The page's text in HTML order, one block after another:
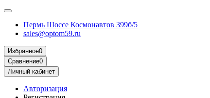
Пермь Шоссе Космонавтов 399б/5
sales@optom59.ru
Избранное0
Сравнение0
Личный кабинет
Авторизация